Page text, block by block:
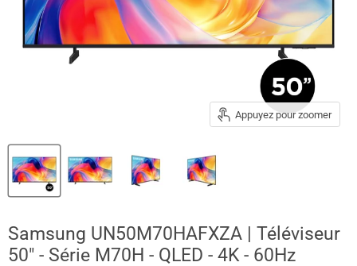
Appuyez pour zoomer
Samsung UN50M70HAFXZA | Téléviseur
50" - Série M70H - QLED - 4K - 60Hz